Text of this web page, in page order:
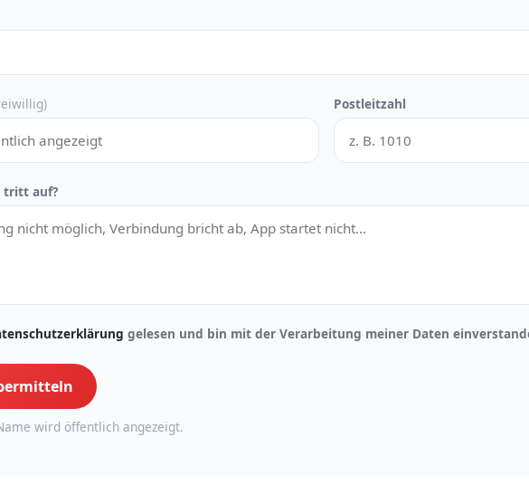
Postleitzahl
tritt auf?
gelesen und bin mit der Verarbeitung meiner Daten
wird öffentlich angezeigt.